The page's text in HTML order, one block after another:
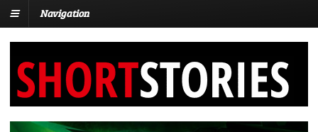
Navigation